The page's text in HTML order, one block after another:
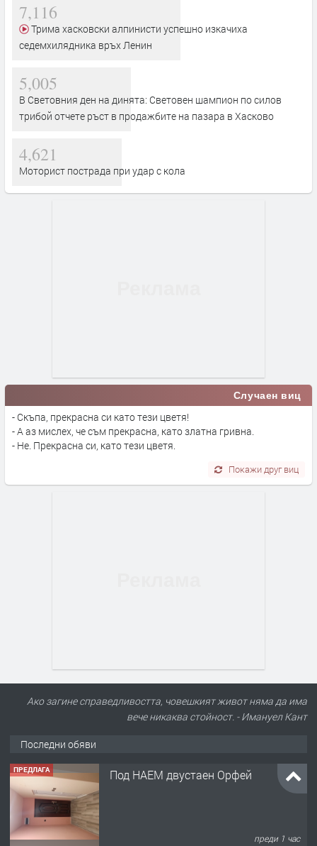
7,116
седемхилядника връх Ленин
5,005
В Световния ден на динята: Световен шампион по силов
трибой отчете ръст в продажбите на пазара в Хасково
4,621
Моторист пострада при удар с кола
Случаен виц
- Скъпа, прекрасна си като тези цветя!
- А аз мислех, че съм прекрасна, като златна гривна.
- Не. Прекрасна си, като тези цветя.
Покажи друг виц
Ако загине справедливостта, човешкият живот няма да има
вече никаква стойност. - Имануел Кант
Последни обяви
ПРЕДЛАГА
Нов апартамент на ул. Липа до
преди 1 час